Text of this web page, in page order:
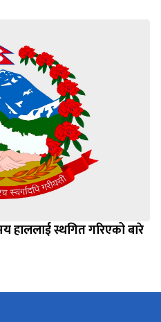
हाललाई स्थगित गरिएको बारे